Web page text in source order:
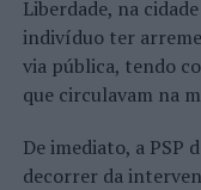
Liberdade, na
indivíduo ter
via pública, tendo
que circulavam na
De imediato, a PSP
decorrer da